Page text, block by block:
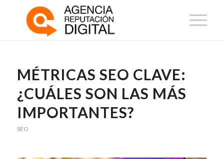
MÉTRICAS SEO CLAVE:
¿CUÁLES SON LAS MÁS
IMPORTANTES?
SEO